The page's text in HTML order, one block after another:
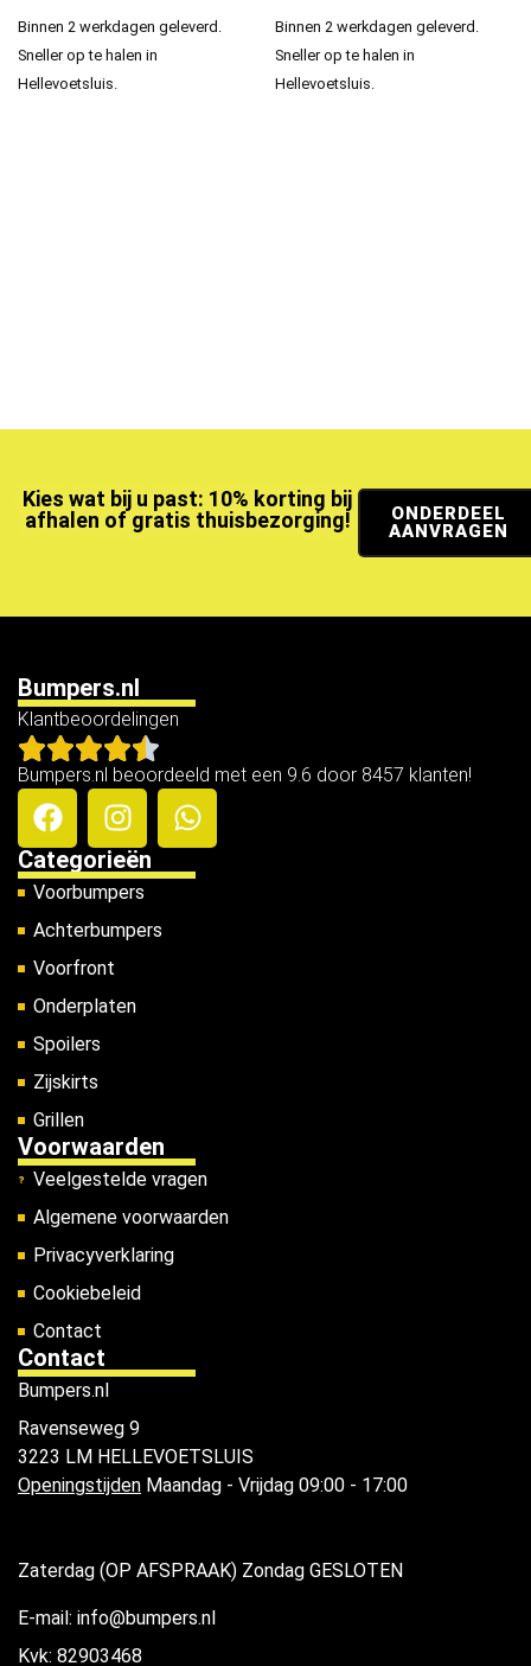
Binnen 2 werkdagen geleverd.
Sneller op te halen in
Hellevoetsluis.
Binnen 2 werkdagen geleverd.
Sneller op te halen in
Hellevoetsluis.
Kies wat bij u past: 10% korting bij
afhalen of gratis thuisbezorging!
ONDERDEEL
AANVRAGEN
Bumpers.nl
Klantbeoordelingen
Bumpers.nl beoordeeld met een 9.6 door 8457 klanten!
Categorieën
Voorbumpers
Achterbumpers
Voorfront
Onderplaten
Spoilers
Zijskirts
Grillen
Voorwaarden
Veelgestelde vragen
Algemene voorwaarden
Privacyverklaring
Cookiebeleid
Contact
Contact
Bumpers.nl
Ravenseweg 9
3223 LM HELLEVOETSLUIS
Openingstijden Maandag - Vrijdag 09:00 - 17:00
Zaterdag (OP AFSPRAAK) Zondag GESLOTEN
E-mail: info@bumpers.nl
Kvk: 82903468